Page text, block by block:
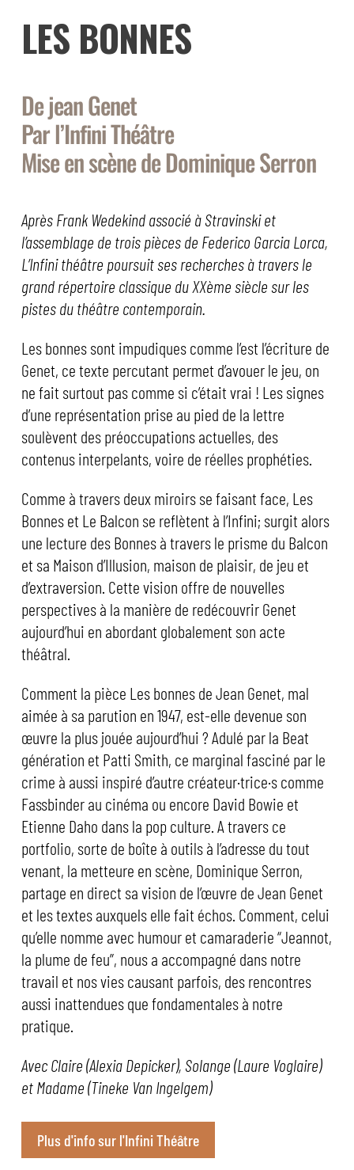
LES BONNES
De jean Genet
Par l’Infini Théâtre
Mise en scène de Dominique Serron
Après Frank Wedekind associé à Stravinski et
l’assemblage de trois pièces de Federico Garcia Lorca,
L’Infini théâtre poursuit ses recherches à travers le
grand répertoire classique du XXème siècle sur les
pistes du théâtre contemporain.
Les bonnes sont impudiques comme l’est l’écriture de
Genet, ce texte percutant permet d’avouer le jeu, on
ne fait surtout pas comme si c’était vrai ! Les signes
d’une représentation prise au pied de la lettre
soulèvent des préoccupations actuelles, des
contenus interpelants, voire de réelles prophéties.
Comme à travers deux miroirs se faisant face, Les
Bonnes et Le Balcon se reflètent à l’Infini; surgit alors
une lecture des Bonnes à travers le prisme du Balcon
et sa Maison d’Illusion, maison de plaisir, de jeu et
d’extraversion. Cette vision offre de nouvelles
perspectives à la manière de redécouvrir Genet
aujourd’hui en abordant globalement son acte
théâtral.
Comment la pièce Les bonnes de Jean Genet, mal
aimée à sa parution en 1947, est-elle devenue son
œuvre la plus jouée aujourd’hui ? Adulé par la Beat
génération et Patti Smith, ce marginal fasciné par le
crime à aussi inspiré d’autre créateur·trice·s comme
Fassbinder au cinéma ou encore David Bowie et
Etienne Daho dans la pop culture. A travers ce
portfolio, sorte de boîte à outils à l’adresse du tout
venant, la metteure en scène, Dominique Serron,
partage en direct sa vision de l’œuvre de Jean Genet
et les textes auxquels elle fait échos. Comment, celui
qu’elle nomme avec humour et camaraderie “Jeannot,
la plume de feu”, nous a accompagné dans notre
travail et nos vies causant parfois, des rencontres
aussi inattendues que fondamentales à notre
pratique.
Avec Claire (Alexia Depicker), Solange (Laure Voglaire)
et Madame (Tineke Van Ingelgem)
Plus d'info sur l'Infini Théâtre